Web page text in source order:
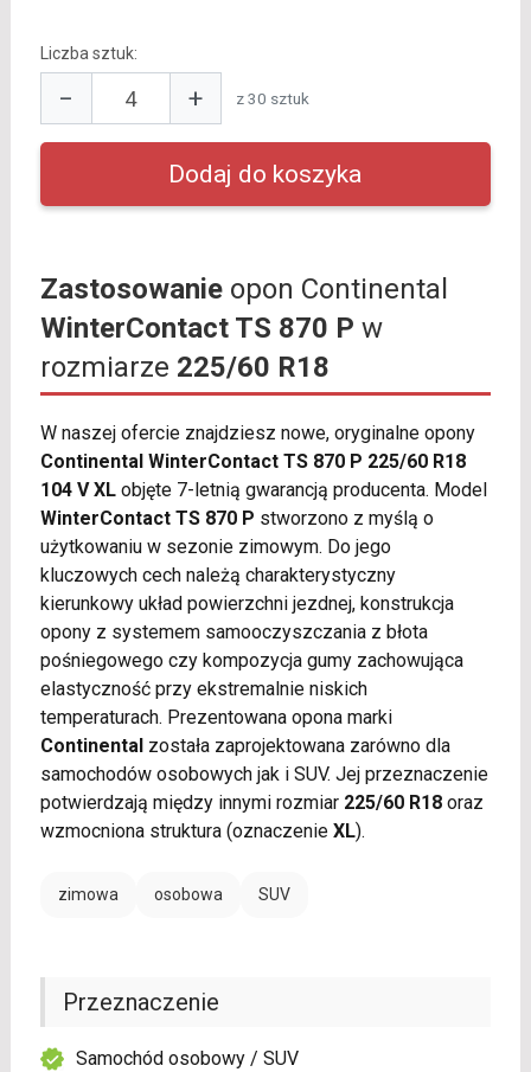
Liczba sztuk:
− + z 30 sztuk
Zastosowanieopon Continental
WinterContact TS 870 P w
rozmiarze 225/60 R18
W naszej ofercie znajdziesz nowe, oryginalne opony
Continental WinterContact TS 870 P 225/60 R18
104 V XLobjęte 7-letnią gwarancją producenta. Model
WinterContact TS 870 P stworzono z myślą o
użytkowaniu w sezonie zimowym. Do jego
kluczowych cech należą charakterystyczny
kierunkowy układ powierzchni jezdnej, konstrukcja
opony z systemem samooczyszczania z błota
pośniegowego czy kompozycja gumy zachowująca
elastyczność przy ekstremalnie niskich
temperaturach. Prezentowana opona marki
Continentalzostała zaprojektowana zarówno dla
samochodów osobowych jak i SUV. Jej przeznaczenie
potwierdzają między innymi rozmiar 225/60 R18oraz
wzmocniona struktura (oznaczenie XL).
zimowa osobowa SUV
Przeznaczenie
Samochód osobowy / SUV